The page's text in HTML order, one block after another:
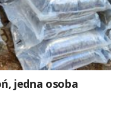
jedna osoba